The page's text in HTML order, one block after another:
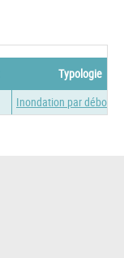
Typologie
Inondation par